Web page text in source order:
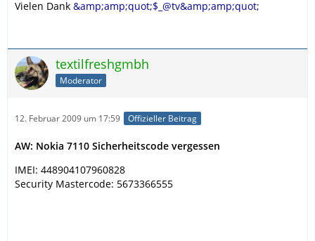
Vielen Dank &amp;amp;quot;$_@tv&amp;amp;quot;
textilfreshgmbh
Moderator
12. Februar 2009 um 17:59 Offizieller Beitrag
AW: Nokia 7110 Sicherheitscode vergessen
IMEI: 448904107960828
Security Mastercode: 5673366555